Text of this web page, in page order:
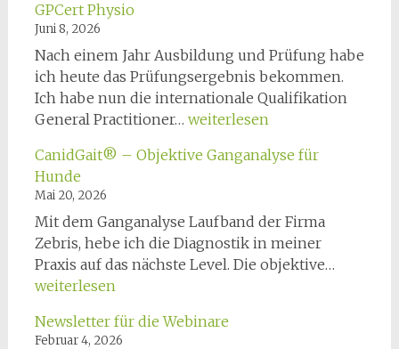
am
GPCert Physio
Juni 8, 2026
Nach einem Jahr Ausbildung und Prüfung habe
ich heute das Prüfungsergebnis bekommen.
Ich habe nun die internationale Qualifikation
General Practitioner… GPCert
weiterlesen
CanidGait® – Objektive Ganganalyse für
Hunde
Mai 20, 2026
Mit dem Ganganalyse Laufband der Firma
Zebris, hebe ich die Diagnostik in meiner
Praxis auf das nächste Level. Die objektive…
weiterlesen
Newsletter für die Webinare
Februar 4, 2026